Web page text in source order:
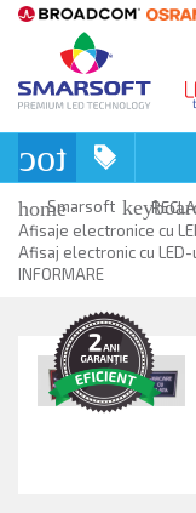
toc
homeSmarsoft
Afisaje electronice cu
Afisaj electronic cu LED-
INFORMARE